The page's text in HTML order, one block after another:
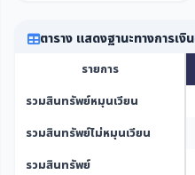
ตาราง แสดงฐานะทางการเงิน
รายการ
รวมสินทรัพย์หมุนเวียน
รวมสินทรัพย์ไม่หมุนเวียน
รวมสินทรัพย์